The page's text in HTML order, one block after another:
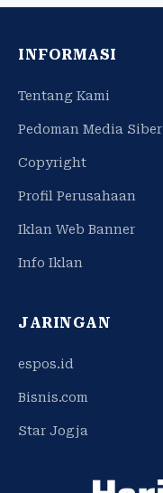
INFORMASI
Tentang Kami
Pedoman Media Siber
Copyright
Profil Perusahaan
Iklan Web Banner
Info Iklan
JARINGAN
espos.id
Bisnis.com
Star Jogja